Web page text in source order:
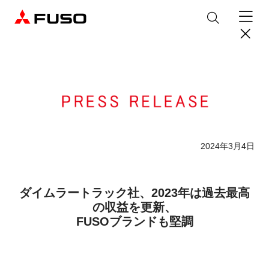
eCanter
小型EVトラック
Canter
Aero Queen/Ace
eモビリティ
トラックコネクト
& バスコネクト
WISE Systems
デジタル製品
オンラインパーツショップについて
三菱ふそう純正部品
ふそうバリューパーツ
純正メンテナンス・車検・点検
2024年3月4日
ダイムラートラック社、2023年は過去最高
の収益を更新、
FUSOブランドも堅調